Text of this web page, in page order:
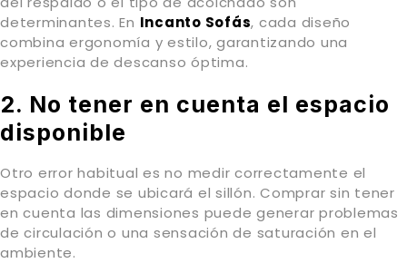
determinantes. En Incanto Sofás, cada diseño
combina ergonomía y estilo, garantizando una
experiencia de descanso óptima.
2. No tener en cuenta el espacio
disponible
Otro error habitual es no medir correctamente el
espacio donde se ubicará el sillón. Comprar sin tener
en cuenta las dimensiones puede generar problemas
de circulación o una sensación de saturación en el
ambiente.